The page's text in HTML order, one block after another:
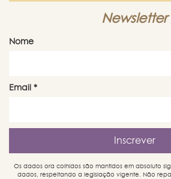
Newsletter
Nome
Email *
Os dados ora colhidos são mantidos em absoluto
dados, respeitando a legislação vigente. Não